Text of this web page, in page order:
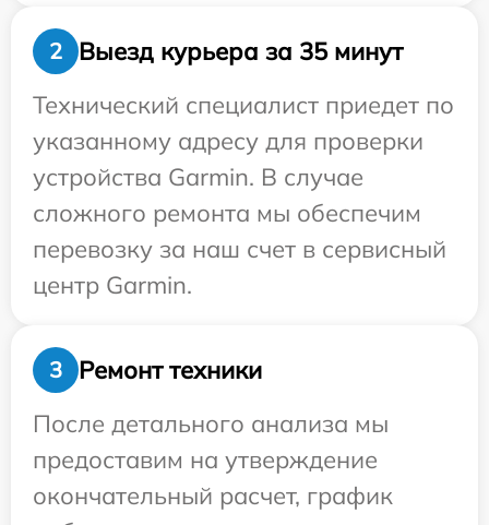
2
Выезд курьера за 35 минут
Технический специалист приедет по
указанному адресу для проверки
устройства Garmin. В случае
сложного ремонта мы обеспечим
перевозку за наш счет в сервисный
центр Garmin.
3
Ремонт техники
После детального анализа мы
предоставим на утверждение
окончательный расчет, график